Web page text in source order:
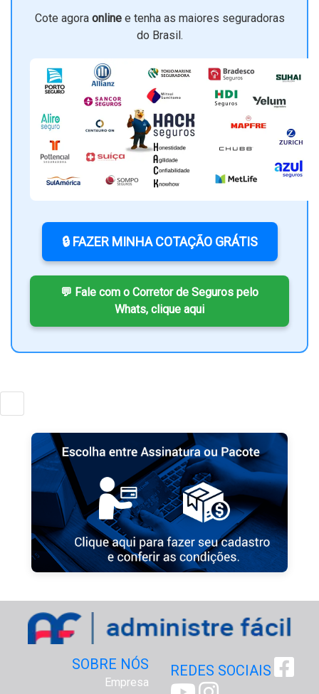
Cote agora onlinee tenha as maiores seguradoras
do Brasil.
🔒 FAZER MINHA COTAÇÃO GRÁTIS
💬 Fale com o Corretor de Seguros pelo
Whats, clique aqui
SOBRE NÓS
Empresa
REDES SOCIAIS